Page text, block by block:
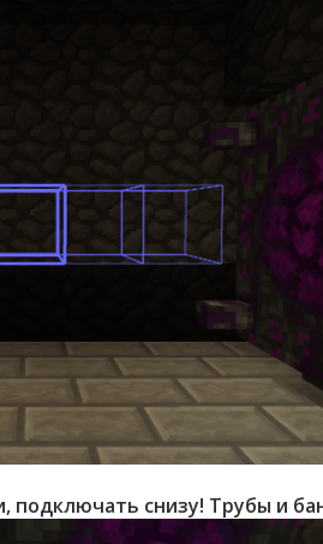
подключать снизу! Трубы и